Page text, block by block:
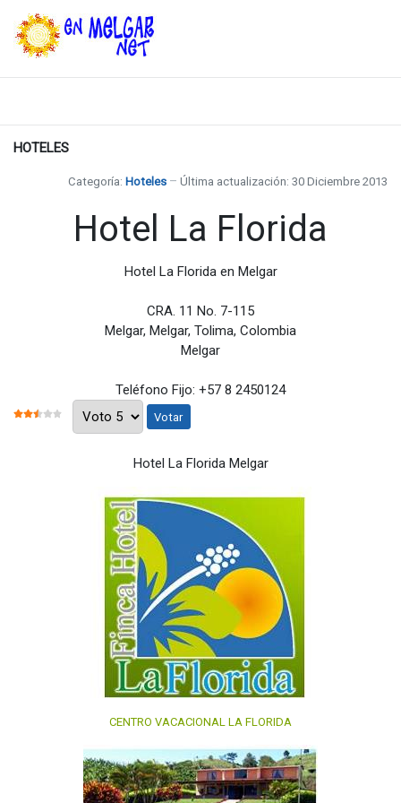
HOTELES
Categoría: Hoteles Última actualización: 30 Diciembre 2013
Hotel La Florida
Hotel La Florida en Melgar
CRA. 11 No. 7-115
Melgar, Melgar, Tolima, Colombia
Melgar
Teléfono Fijo: +57 8 2450124
RATIO:2.5/ Por favor, vote
Hotel La Florida Melgar
CENTRO VACACIONAL LA FLORIDA